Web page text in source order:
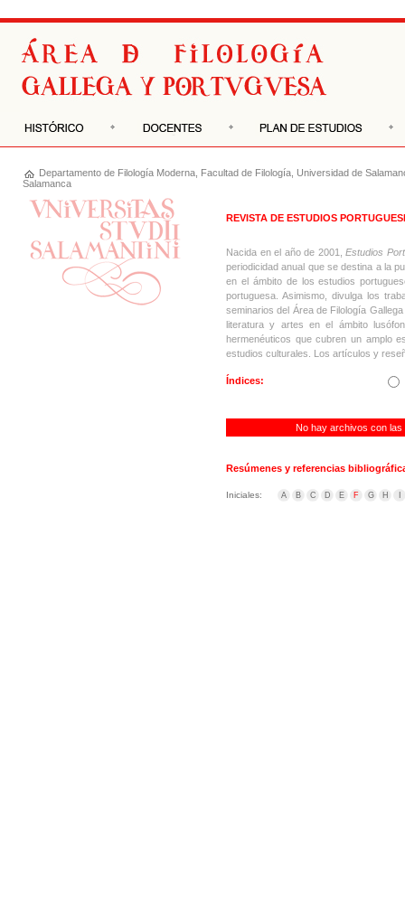
Departamento de Filología Moderna Facultad de Filología Universidad de
Salamanca
REVISTA DE ESTUDIOS
Nacida en el año de 2001,Estudios
periodicidad anual que se destina a la
en el ámbito de los estudios
portuguesa. Asimismo, divulga los
seminarios del Área de Filología
literatura y artes en el ámbito
hermenéuticos que cubren un amplo
estudios culturales. Los artículos y
Índices:
No hay archivos con
Resúmenes y referencias
Iniciales: A B C D E F G H